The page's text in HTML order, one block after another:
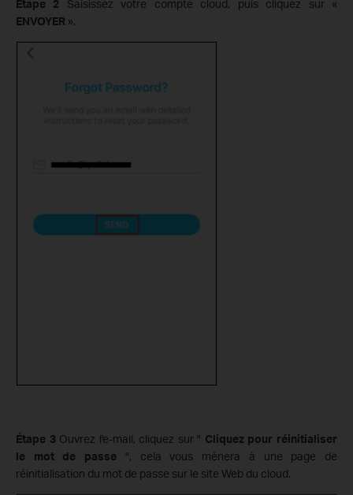
Étape 2 Saisissez votre compte cloud, puis cliquez sur «
ENVOYER ».
Étape 3 Ouvrez l'e-mail, cliquez sur " Cliquez pour réinitialiser
le mot de passe ", cela vous mènera à une page de
réinitialisation du mot de passe sur le site Web du cloud.